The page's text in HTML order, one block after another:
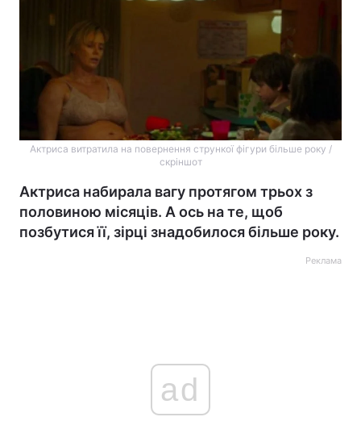
Актриса витратила на повернення стрункої фігури більше року /
скріншот
Актриса набирала вагу протягом трьох з
половиною місяців. А ось на те, щоб
позбутися її, зірці знадобилося більше року.
Реклама
ad